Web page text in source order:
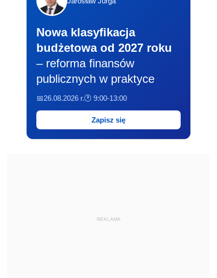
Nowa klasyfikacja
budżetowa od 2027 roku
– reforma finansów
publicznych w praktyce
📅26.08.2026 r.🕐 9:00-13:00
Zapisz się
REKLAMA